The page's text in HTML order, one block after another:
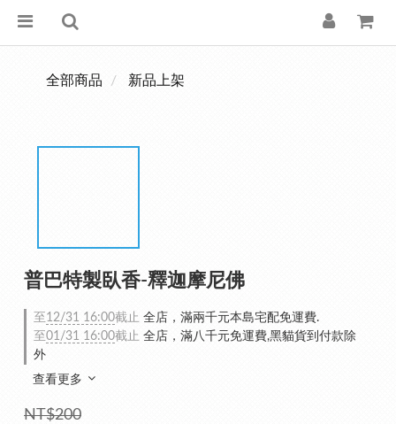
全部商品 新品上架
普巴特製臥香-釋迦摩尼佛
至 12/31 16:00截止 全店，滿兩千元本島宅配免運費.
至01/31 16:00截止 全店，滿八千元免運費,黑貓貨到付款除
外
查看更多
NT$200